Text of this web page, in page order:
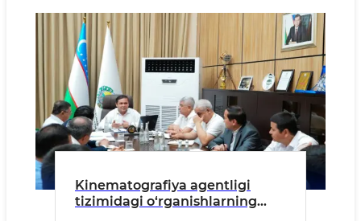
Kinematografiya agentligi
tizimidagi o‘rganishlarning